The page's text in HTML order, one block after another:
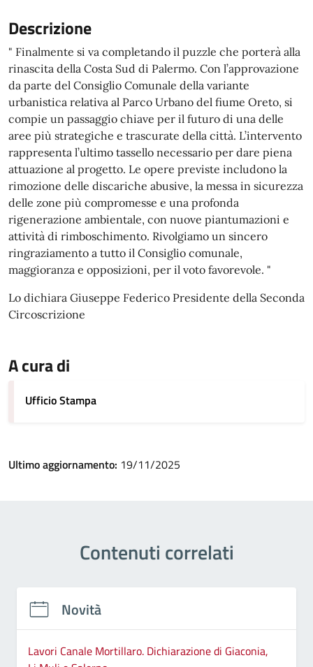
Descrizione
" Finalmente si va completando il puzzle che porterà alla
rinascita della Costa Sud di Palermo. Con l’approvazione
da parte del Consiglio Comunale della variante
urbanistica relativa al Parco Urbano del fiume Oreto, si
compie un passaggio chiave per il futuro di una delle
aree più strategiche e trascurate della città. L’intervento
rappresenta l’ultimo tassello necessario per dare piena
attuazione al progetto. Le opere previste includono la
rimozione delle discariche abusive, la messa in sicurezza
delle zone più compromesse e una profonda
rigenerazione ambientale, con nuove piantumazioni e
attività di rimboschimento. Rivolgiamo un sincero
ringraziamento a tutto il Consiglio comunale,
maggioranza e opposizioni, per il voto favorevole. "
Lo dichiara Giuseppe Federico Presidente della Seconda
Circoscrizione
A cura di
Ufficio Stampa
Ultimo aggiornamento: 19/11/2025
Contenuti correlati
Novità
Lavori Canale Mortillaro. Dichiarazione di Giaconia,